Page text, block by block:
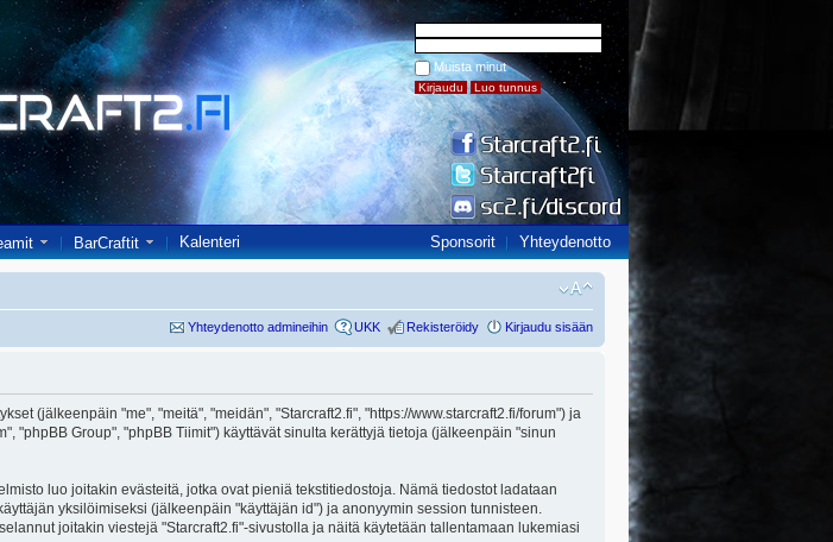
Muista minut
BarCraftit Kalenteri Sponsorit Yhteydenotto
Yhteydenotto admineihin UKK Rekisteröidy Kirjaudu sisään
(jälkeenpäin "me", "meitä", "meidän", "Starcraft2.fi", "https://www.starcraft2.fi/forum") ja
"phpBB Group", "phpBB Tiimit") käyttävät sinulta kerättyjä tietoja (jälkeenpäin "sinun
luo joitakin evästeitä, jotka ovat pieniä tekstitiedostoja. Nämä tiedostot ladataan
yksilöimiseksi (jälkeenpäin "käyttäjän id") ja anonyymin session tunnisteen.
joitakin viestejä "Starcraft2.fi"-sivustolla ja näitä käytetään tallentamaan lukemiasi